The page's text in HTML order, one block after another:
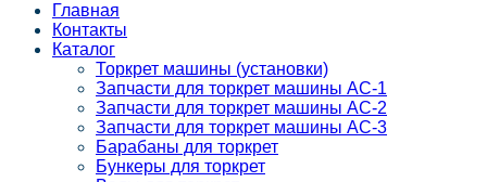
Главная
Контакты
Каталог
Торкрет машины (установки)
Запчасти для торкрет машины АС-1
Запчасти для торкрет машины АС-2
Запчасти для торкрет машины АС-3
Барабаны для торкрет
Бункеры для торкрет